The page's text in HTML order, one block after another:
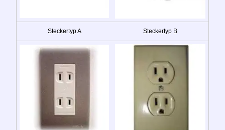
Steckertyp A Steckertyp B